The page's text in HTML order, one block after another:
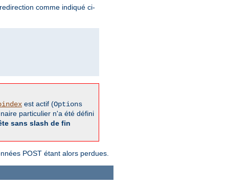
comme indiqué ci-
est actif (Options
particulier n'a été défini
sans slash de fin
POST étant alors perdues.